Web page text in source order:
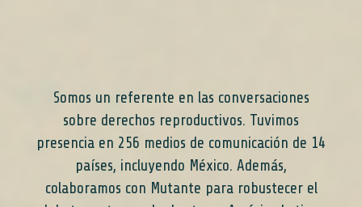
Somos un referente en las conversaciones
sobre derechos reproductivos. Tuvimos
presencia en 256 medios de comunicación de 14
países, incluyendo México. Además,
colaboramos con Mutante para robustecer el